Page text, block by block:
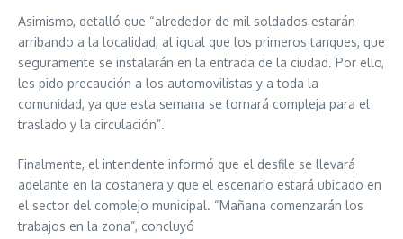
Asimismo, detalló que “alrededor de mil soldados estarán
arribando a la localidad, al igual que los primeros tanques, que
seguramente se instalarán en la entrada de la ciudad. Por ello,
les pido precaución a los automovilistas y a toda la
comunidad, ya que esta semana se tornará compleja para el
traslado y la circulación”.
Finalmente, el intendente informó que el desfile se llevará
adelante en la costanera y que el escenario estará ubicado en
el sector del complejo municipal. “Mañana comenzarán los
trabajos en la zona”, concluyó